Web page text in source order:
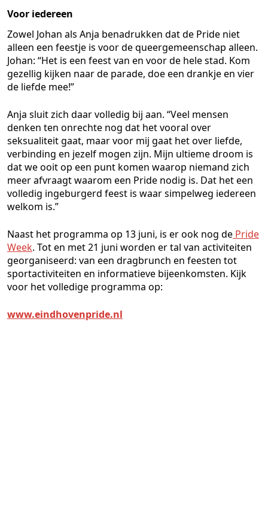
Voor iedereen
Zowel Johan als Anja benadrukken dat de Pride niet
alleen een feestje is voor de queergemeenschap alleen.
Johan: “Het is een feest van en voor de hele stad. Kom
gezellig kijken naar de parade, doe een drankje en vier
de liefde mee!”
Anja sluit zich daar volledig bij aan. “Veel mensen
denken ten onrechte nog dat het vooral over
seksualiteit gaat, maar voor mij gaat het over liefde,
verbinding en jezelf mogen zijn. Mijn ultieme droom is
dat we ooit op een punt komen waarop niemand zich
meer afvraagt waarom een Pride nodig is. Dat het een
volledig ingeburgerd feest is waar simpelweg iedereen
welkom is.”
Naast het programma op 13 juni, is er ook nog de Pride
Week. Tot en met 21 juni worden er tal van activiteiten
georganiseerd: van een dragbrunch en feesten tot
sportactiviteiten en informatieve bijeenkomsten. Kijk
voor het volledige programma op:
www.eindhovenpride.nl